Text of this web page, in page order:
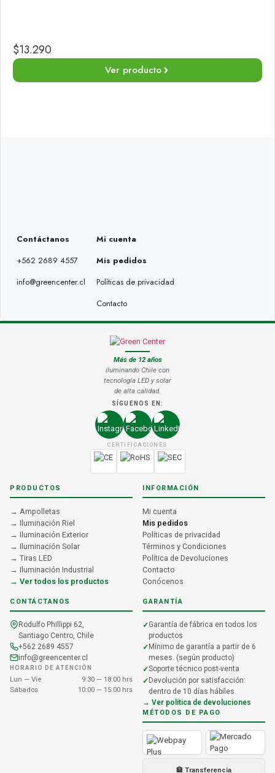
$13.290
Ver producto
Contáctanos
+562 2689 4557
info@greencenter.cl
Mi cuenta
Mis pedidos
Políticas de privacidad
Contacto
Más de 12 años
iluminando Chile con
tecnología LED y solar
de alta calidad.
SÍGUENOS EN:
CERTIFICACIONES
PRODUCTOS
→ Ampolletas
→ Iluminación Riel
→ Iluminación Exterior
→ Iluminación Solar
→ Tiras LED
→ Iluminación Industrial
→ Ver todos los productos
INFORMACIÓN
Mi cuenta
Mis pedidos
Políticas de privacidad
Términos y Condiciones
Política de Devoluciones
Contacto
Conócenos
CONTÁCTANOS
Rodulfo Phillippi 62,
Santiago Centro, Chile
+562 2689 4557
info@greencenter.cl
HORARIO DE ATENCIÓN
Lun — Vie
9:30 — 18:00 hrs
Sábados
10:00 — 15:00 hrs
GARANTÍA
Garantía de fábrica en todos los
productos
Mínimo de garantía a partir de 6
meses. (según producto)
Soporte técnico post-venta
Devolución por satisfacción:
dentro de 10 días hábiles.
→ Ver política de devoluciones
MÉTODOS DE PAGO
🏦 Transferencia